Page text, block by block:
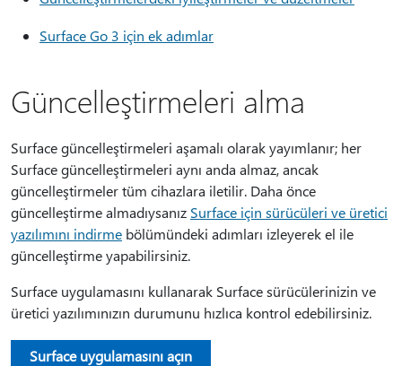
Surface Go 3 için ek adımlar
Güncelleştirmeleri alma
Surface güncelleştirmeleri aşamalı olarak yayımlanır; her
Surface güncelleştirmeleri aynı anda almaz, ancak
güncelleştirmeler tüm cihazlara iletilir. Daha önce
güncelleştirme almadıysanız Surface için sürücüleri ve üretici
yazılımını indirme bölümündeki adımları izleyerek el ile
güncelleştirme yapabilirsiniz.
Surface uygulamasını kullanarak Surface sürücülerinizin ve
üretici yazılımınızın durumunu hızlıca kontrol edebilirsiniz.
Surface uygulamasını açın